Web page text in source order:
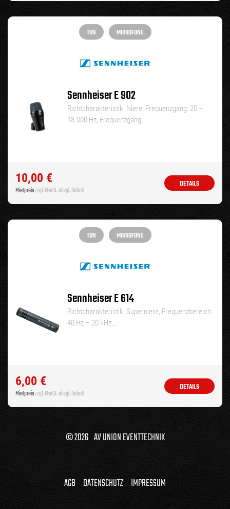
TON MIKROFONE
Sennheiser E 902
Richtcharakteristik: Niere, Frequenzgang: 20 –
18.000 Hz, Frequenzgang…
10,00 €
Mietpreiszzgl. MwSt. abzgl. Rabatt
DETAILS
TON MIKROFONE
Sennheiser E 614
Richtcharakteristik: Superniere, Frequenzbereich:
40 Hz – 20 kHz,…
6,00 €
Mietpreiszzgl. MwSt. abzgl. Rabatt
DETAILS
© 2026 AV UNION EVENTTECHNIK
AGB DATENSCHUTZ IMPRESSUM